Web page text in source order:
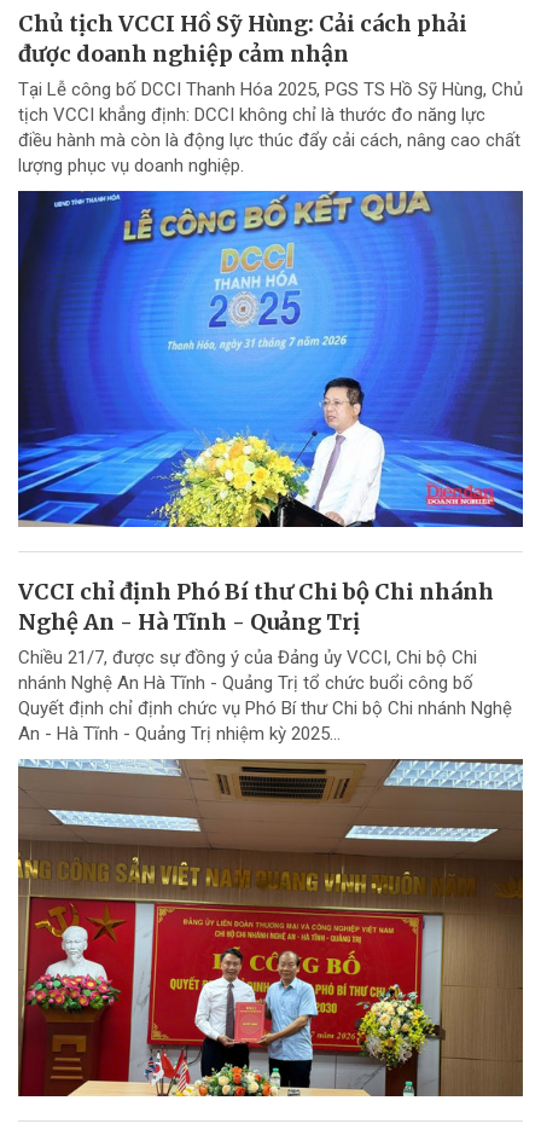
Chủ tịch VCCI Hồ Sỹ Hùng: Cải cách phải
được doanh nghiệp cảm nhận
Tại Lễ công bố DCCI Thanh Hóa 2025, PGS TS Hồ Sỹ Hùng, Chủ
tịch VCCI khẳng định: DCCI không chỉ là thước đo năng lực
điều hành mà còn là động lực thúc đẩy cải cách, nâng cao chất
lượng phục vụ doanh nghiệp.
VCCI chỉ định Phó Bí thư Chi bộ Chi nhánh
Nghệ An - Hà Tĩnh - Quảng Trị
Chiều 21/7, được sự đồng ý của Đảng ủy VCCI, Chi bộ Chi
nhánh Nghệ An Hà Tĩnh - Quảng Trị tổ chức buổi công bố
Quyết định chỉ định chức vụ Phó Bí thư Chi bộ Chi nhánh Nghệ
An - Hà Tĩnh - Quảng Trị nhiệm kỳ 2025...